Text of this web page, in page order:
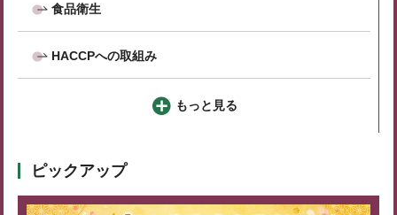
食品衛生
HACCPへの取組み
もっと見る
ピックアップ